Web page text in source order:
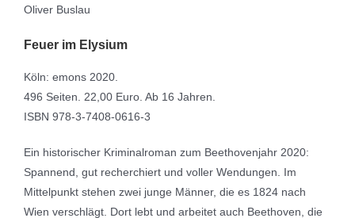
Oliver Buslau
Feuer im Elysium
Köln: emons 2020.
496 Seiten. 22,00 Euro. Ab 16 Jahren.
ISBN 978-3-7408-0616-3
Ein historischer Kriminalroman zum Beethovenjahr 2020:
Spannend, gut recherchiert und voller Wendungen. Im
Mittelpunkt stehen zwei junge Männer, die es 1824 nach
Wien verschlägt. Dort lebt und arbeitet auch Beethoven, die